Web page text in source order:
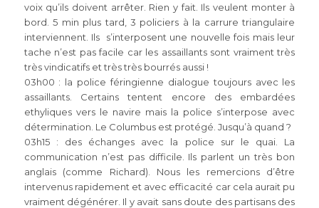
voix qu’ils doivent arrêter. Rien y fait. Ils veulent monter à
bord. 5 min plus tard, 3 policiers à la carrure triangulaire
interviennent. Ils s’interposent une nouvelle fois mais leur
tache n’est pas facile car les assaillants sont vraiment très
très vindicatifs et très très bourrés aussi !
03h00 : la police féringienne dialogue toujours avec les
assaillants. Certains tentent encore des embardées
ethyliques vers le navire mais la police s’interpose avec
détermination. Le Columbus est protégé. Jusqu’à quand ?
03h15 : des échanges avec la police sur le quai. La
communication n’est pas difficile. Ils parlent un très bon
anglais (comme Richard). Nous les remercions d’être
intervenus rapidement et avec efficacité car cela aurait pu
vraiment dégénérer. Il y avait sans doute des partisans des